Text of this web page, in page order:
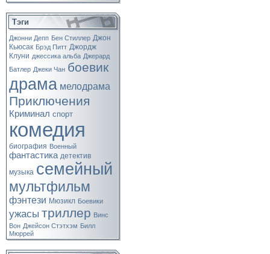
Тэги
Джонни Депп Бен Стиллер Джон
Кьюсак Брэд Питт Джордж
Клуни джессика альба Джерард
Батлер Джеки Чан боевик
драма мелодрама
Приключения
Криминал спорт
комедия
биография Военный
фантастика детектив
музыка семейный
мультфильм
фэнтези Мюзикл Боевики
ужасы триллер Винс
Вон Джейсон Стэтхэм Билл
Мюррей